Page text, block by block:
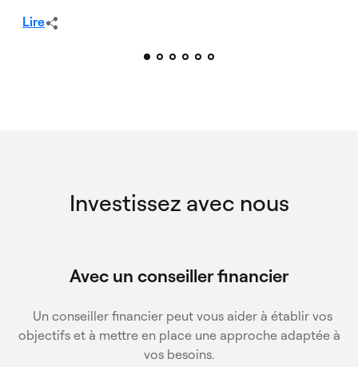
Lire
Investissez avec nous
Avec un conseiller financier
Un conseiller financier peut vous aider à établir vos
objectifs et à mettre en place une approche adaptée à
vos besoins.